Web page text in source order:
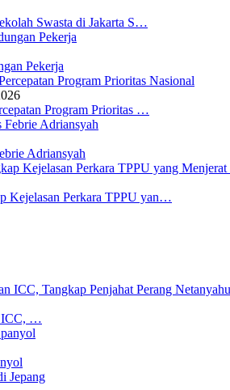
Swasta di Jakarta S…
Pekerja
Program Prioritas …
Adriansyah
Kejelasan Perkara TPPU yan…
ICC, …